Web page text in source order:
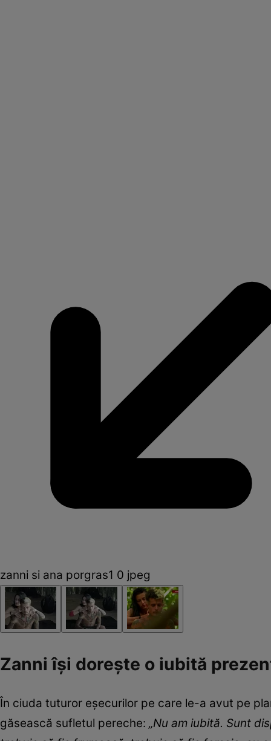
zanni si ana porgras1 0 jpeg
Zanni își dorește o iubită
În ciuda tuturor eșecurilor pe care le-a avut pe
găsească sufletul pereche: „Nu am iubită. Sunt